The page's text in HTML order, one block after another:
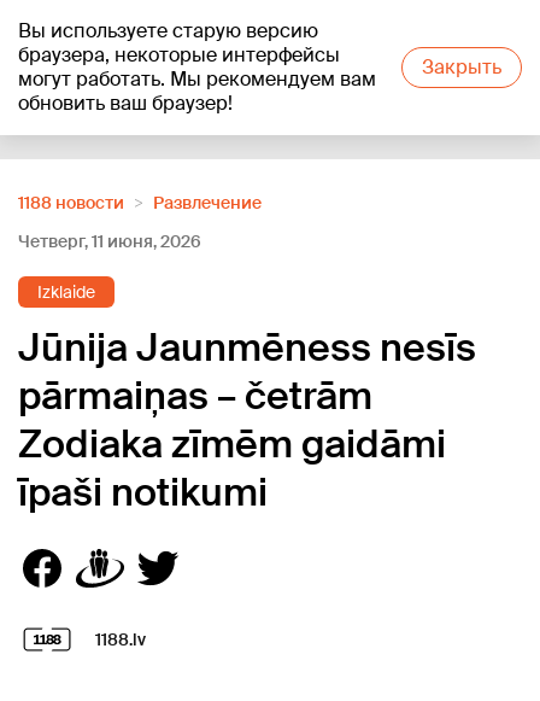
Вы используете старую версию
браузера, некоторые интерфейсы
могут работать. Мы рекомендуем вам
обновить ваш браузер!
Закрыть
+20°C
1188 новости
Развлечение
Четверг, 11 июня, 2026
Izklaide
Jūnija Jaunmēness nesīs
pārmaiņas – četrām
Zodiaka zīmēm gaidāmi
īpaši notikumi
1188.lv